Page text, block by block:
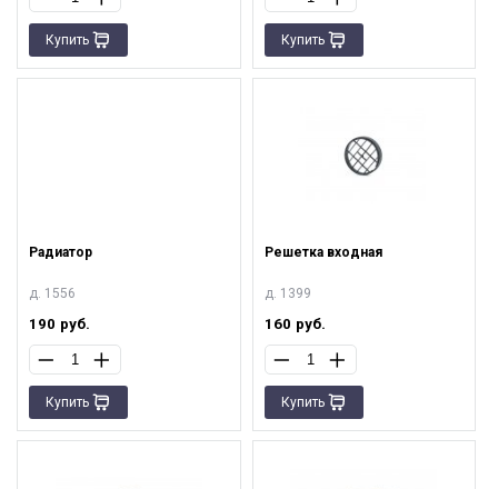
Купить Купить
Радиатор
д. 1556
190 руб.
Купить
Решетка входная
д. 1399
160 руб.
Купить